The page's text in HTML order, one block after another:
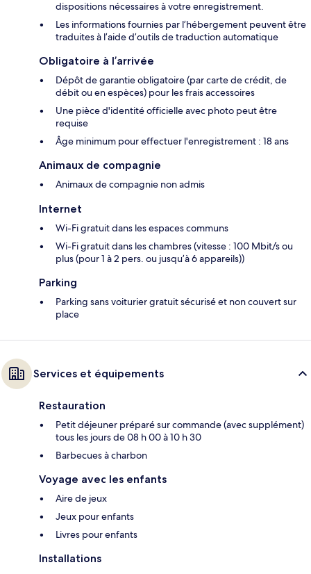
dispositions nécessaires à votre enregistrement.
Les informations fournies par l’hébergement peuvent être
traduites à l’aide d’outils de traduction automatique
Obligatoire à l’arrivée
Dépôt de garantie obligatoire (par carte de crédit, de
débit ou en espèces) pour les frais accessoires
Une pièce d'identité officielle avec photo peut être
requise
Âge minimum pour effectuer l'enregistrement : 18 ans
Animaux de compagnie
Animaux de compagnie non admis
Internet
Wi-Fi gratuit dans les espaces communs
Wi-Fi gratuit dans les chambres (vitesse : 100 Mbit/s ou
plus (pour 1 à 2 pers. ou jusqu’à 6 appareils))
Parking
Parking sans voiturier gratuit sécurisé et non couvert sur
place
Services et équipements
Restauration
Petit déjeuner préparé sur commande (avec supplément)
tous les jours de 08 h 00 à 10 h 30
Barbecues à charbon
Voyage avec les enfants
Aire de jeux
Jeux pour enfants
Livres pour enfants
Installations